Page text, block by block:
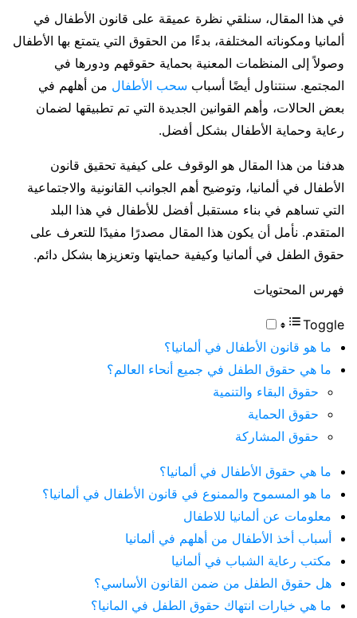
في هذا المقال، سنلقي نظرة عميقة على قانون الأطفال في
ألمانيا ومكوناته المختلفة، بدءًا من الحقوق التي يتمتع بها الأطفال
وصولاً إلى المنظمات المعنية بحماية حقوقهم ودورها في
المجتمع. سنتناول أيضًا أسباب سحب الأطفال من أهلهم في
بعض الحالات، وأهم القوانين الجديدة التي تم تطبيقها لضمان
رعاية وحماية الأطفال بشكل أفضل.
هدفنا من هذا المقال هو الوقوف على كيفية تحقيق قانون
الأطفال في ألمانيا، وتوضيح أهم الجوانب القانونية والاجتماعية
التي تساهم في بناء مستقبل أفضل للأطفال في هذا البلد
المتقدم. نأمل أن يكون هذا المقال مصدرًا مفيدًا للتعرف على
حقوق الطفل في ألمانيا وكيفية حمايتها وتعزيزها بشكل دائم.
فهرس المحتويات
Toggle
ما هو قانون الأطفال في ألمانيا؟
ما هي حقوق الطفل في جميع أنحاء العالم؟
حقوق البقاء والتنمية
حقوق الحماية
حقوق المشاركة
ما هي حقوق الأطفال في ألمانيا؟
ما هو المسموح والممنوع في قانون الأطفال في ألمانيا؟
معلومات عن ألمانيا للاطفال
أسباب أخذ الأطفال من أهلهم في ألمانيا
مكتب رعاية الشباب في ألمانيا
هل حقوق الطفل من ضمن القانون الأساسي؟
ما هي خيارات انتهاك حقوق الطفل في المانيا؟